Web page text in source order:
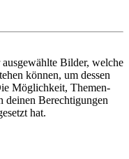
Bilder, welche
können, um dessen
Möglichkeit, Themen-
deinen Berechtigungen
hat.